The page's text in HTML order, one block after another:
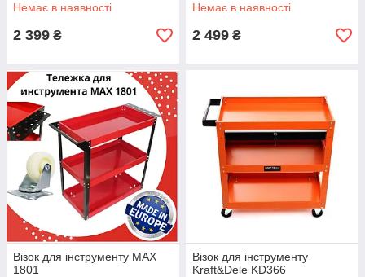
Немає в наявності
2 399 ₴
Немає в наявності
2 499 ₴
Візок для інструменту MAX
1801
Візок для інструменту
Kraft&Dele KD366